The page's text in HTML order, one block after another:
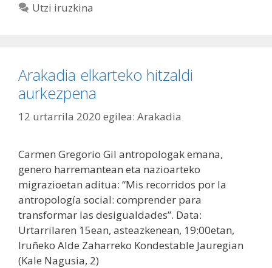
Utzi iruzkina
Arakadia elkarteko hitzaldi
aurkezpena
12 urtarrila 2020 egilea: Arakadia
Carmen Gregorio Gil antropologak emana,
genero harremantean eta nazioarteko
migrazioetan aditua: “Mis recorridos por la
antropología social: comprender para
transformar las desigualdades”. Data:
Urtarrilaren 15ean, asteazkenean, 19:00etan,
Iruñeko Alde Zaharreko Kondestable Jauregian
(Kale Nagusia, 2)